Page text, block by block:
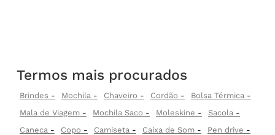
Termos mais procurados
Brindes Mochila Chaveiro Cordão
Bolsa Térmica
Mala de Viagem
Mochila Saco Moleskine
Sacola
Caneca
Copo Camiseta Caixa de Som
Pen drive